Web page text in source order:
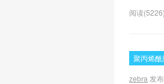
阅读(5226)
聚丙烯酰
zebra 发